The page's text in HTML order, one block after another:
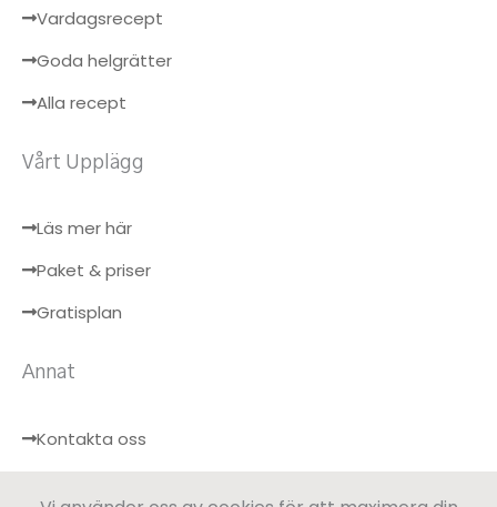
Vardagsrecept
Goda helgrätter
Alla recept
Vårt Upplägg
Läs mer här
Paket & priser
Gratisplan
Annat
Kontakta oss